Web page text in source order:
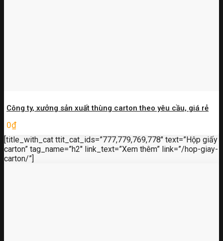
Công ty, xưởng sản xuất thùng carton theo yêu cầu, giá rẻ
0₫
[title_with_cat ttit_cat_ids=”777,779,769,778″ text=”Hộp giấy
carton” tag_name=”h2″ link_text=”Xem thêm” link=”/hop-giay-
carton/”]